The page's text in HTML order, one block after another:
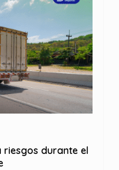
riesgos durante el